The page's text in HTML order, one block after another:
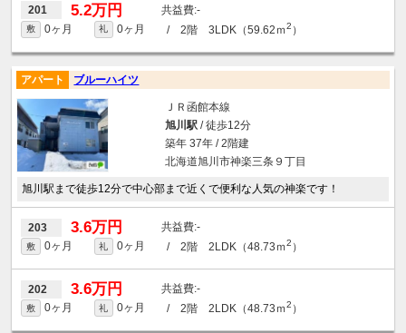
201 5.2万円 -
敷 0ヶ月 礼 0ヶ月 / 2階 3LDK（59.62ｍ2 ）
アパート ブルーハイツ
ＪＲ函館本線
旭川駅/ 徒歩12分
築年 37年 / 2階建
北海道旭川市神楽三条９丁目
旭川駅まで徒歩12分で中心部まで近くで便利な人気の神楽です！
203 3.6万円 -
敷 0ヶ月 礼 0ヶ月 / 2階 2LDK（48.73ｍ2 ）
202 3.6万円 -
敷 0ヶ月 礼 0ヶ月 / 2階 2LDK（48.73ｍ2 ）